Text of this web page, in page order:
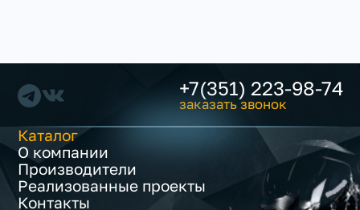
+7(351) 223-98-74
заказать звонок
Каталог
О компании
Производители
Реализованные проекты
Контакты